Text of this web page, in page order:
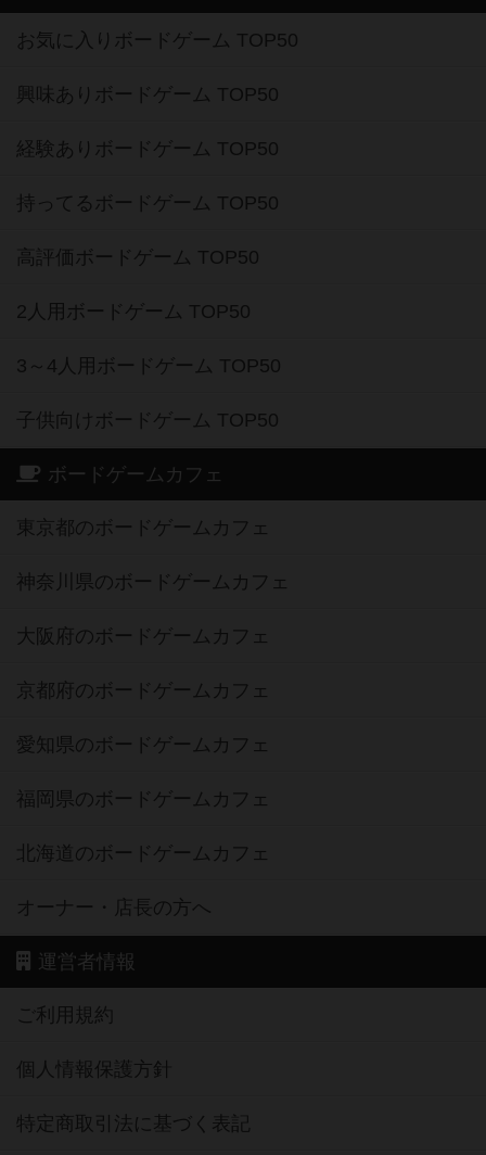
お気に入りボードゲーム TOP50
興味ありボードゲーム TOP50
経験ありボードゲーム TOP50
持ってるボードゲーム TOP50
高評価ボードゲーム TOP50
2人用ボードゲーム TOP50
3～4人用ボードゲーム TOP50
子供向けボードゲーム TOP50
ボードゲームカフェ
東京都のボードゲームカフェ
神奈川県のボードゲームカフェ
大阪府のボードゲームカフェ
京都府のボードゲームカフェ
愛知県のボードゲームカフェ
福岡県のボードゲームカフェ
北海道のボードゲームカフェ
オーナー・店長の方へ
運営者情報
ご利用規約
個人情報保護方針
特定商取引法に基づく表記